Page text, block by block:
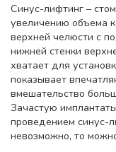
Синус-лифтинг –
увеличению объема
верхней челюсти с
нижней стенки
хватает для
показывает
вмешательство
Зачастую
проведением синус-
невозможно, то